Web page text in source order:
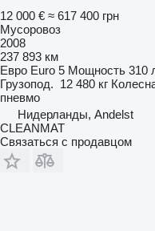
12 000 € ≈ 617 400 грн
Мусоровоз
2008
237 893 км
Евро Euro 5 Мощность 310
Грузопод. 12 480 кг
пневмо
Нидерланды, Andelst
CLEANMAT
Связаться с продавцом